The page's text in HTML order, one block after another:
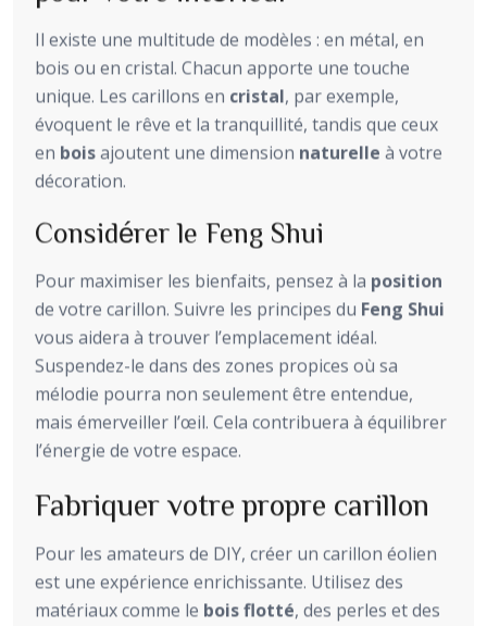
Il existe une multitude de modèles : en métal, en
bois ou en cristal. Chacun apporte une touche
unique. Les carillons en cristal, par exemple,
évoquent le rêve et la tranquillité, tandis que ceux
en boisajoutent une dimension naturelle à votre
décoration.
Considérer le Feng Shui
Pour maximiser les bienfaits, pensez à la position
de votre carillon. Suivre les principes du Feng Shui
vous aidera à trouver l’emplacement idéal.
Suspendez-le dans des zones propices où sa
mélodie pourra non seulement être entendue,
mais émerveiller l’œil. Cela contribuera à équilibrer
l’énergie de votre espace.
Fabriquer votre propre carillon
Pour les amateurs de DIY, créer un carillon éolien
est une expérience enrichissante. Utilisez des
matériaux comme le bois flotté, des perles et des